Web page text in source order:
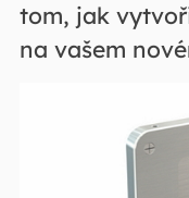
tom, jak
na vašem